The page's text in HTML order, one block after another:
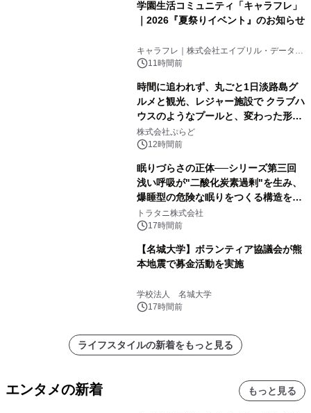
学園生活コミュニティ「キャラフレ」
｜2026『夏祭りイベント』のお知らせ
キャラフレ｜株式会社エイプリル・データ・
デザインズ
11時間前
時間に追われず、丸ごと1日淡路島グ
ルメと観光、レジャー施設で クラブハ
ウスのようなプールと、変わった形の
サウナも 「THE BOXY AWAJI」のお
得な素泊まり連泊プランで
株式会社ぷらど
12時間前
眠りづらさの正体──シリーズ第三回
浅い呼吸が"二酸化炭素過剰"を生み、
爆睡型の危険な眠りをつくる構造を解
説
トラタニ株式会社
17時間前
【名城大学】ボランティア協議会が熊
本地震で募金活動を実施
学校法人 名城大学
17時間前
ライフスタイルの新着をもっと見る
エンタメの新着 もっと見る